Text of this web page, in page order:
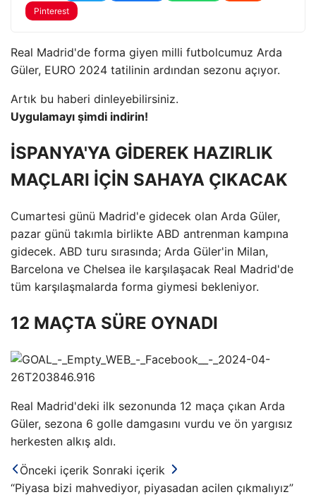
Pinterest
Real Madrid'de forma giyen milli futbolcumuz Arda
Güler, EURO 2024 tatilinin ardından sezonu açıyor.
Artık bu haberi dinleyebilirsiniz.
Uygulamayı şimdi indirin!
İSPANYA'YA GİDEREK HAZIRLIK
MAÇLARI İÇİN SAHAYA ÇIKACAK
Cumartesi günü Madrid'e gidecek olan Arda Güler,
pazar günü takımla birlikte ABD antrenman kampına
gidecek. ABD turu sırasında; Arda Güler'in Milan,
Barcelona ve Chelsea ile karşılaşacak Real Madrid'de
tüm karşılaşmalarda forma giymesi bekleniyor.
12 MAÇTA SÜRE OYNADI
Real Madrid'deki ilk sezonunda 12 maça çıkan Arda
Güler, sezona 6 golle damgasını vurdu ve ön yargısız
herkesten alkış aldı.
Önceki içerik Sonraki içerik
“Piyasa bizi mahvediyor, piyasadan acilen çıkmalıyız”